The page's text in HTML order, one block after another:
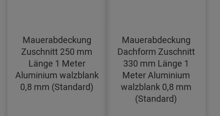
Mauerabdeckung
Zuschnitt 250 mm
Länge 1 Meter
Aluminium walzblank
0,8 mm (Standard)
Mauerabdeckung
Dachform Zuschnitt
330 mm Länge 1
Meter Aluminium
walzblank 0,8 mm
(Standard)